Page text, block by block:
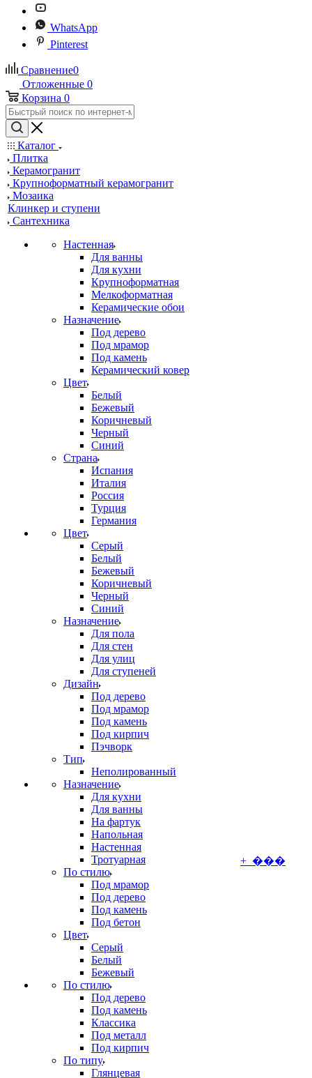
WhatsApp
Pinterest
Сравнение0
Отложенные 0
Корзина 0
Каталог
Плитка
Керамогранит
Крупноформатный керамогранит
Мозаика
Клинкер и ступени
Сантехника
Настенная
Для ванны
Для кухни
Крупноформатная
Мелкоформатная
Керамические обои
Назначение
Под дерево
Под мрамор
Под камень
Керамический ковер
Цвет
Белый
Бежевый
Коричневый
Черный
Синий
Страна
Испания
Италия
Россия
Турция
Германия
Цвет
Серый
Белый
Бежевый
Коричневый
Черный
Синий
Назначение
Для пола
Для стен
Для улиц
Для ступеней
Дизайн
Под дерево
Под мрамор
Под камень
Под кирпич
Пэчворк
Тип
Неполированный
Назначение
Для кухни
Для ванны
На фартук
Напольная
Настенная
Тротуарная
По стилю
Под мрамор
Под дерево
Под камень
Под бетон
Цвет
Серый
Белый
Бежевый
По стилю
Под дерево
Под камень
Классика
Под металл
Под кирпич
По типу
Глянцевая
+ ���